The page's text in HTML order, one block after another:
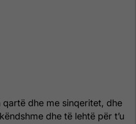
dhe me sinqeritet, dhe
dhe të lehtë për t’u